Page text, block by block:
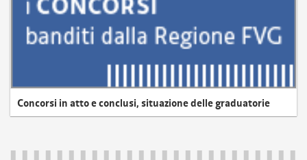
Concorsi in atto e conclusi, situazione delle graduatorie